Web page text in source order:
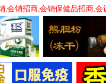
招商,会销保健品招商,会